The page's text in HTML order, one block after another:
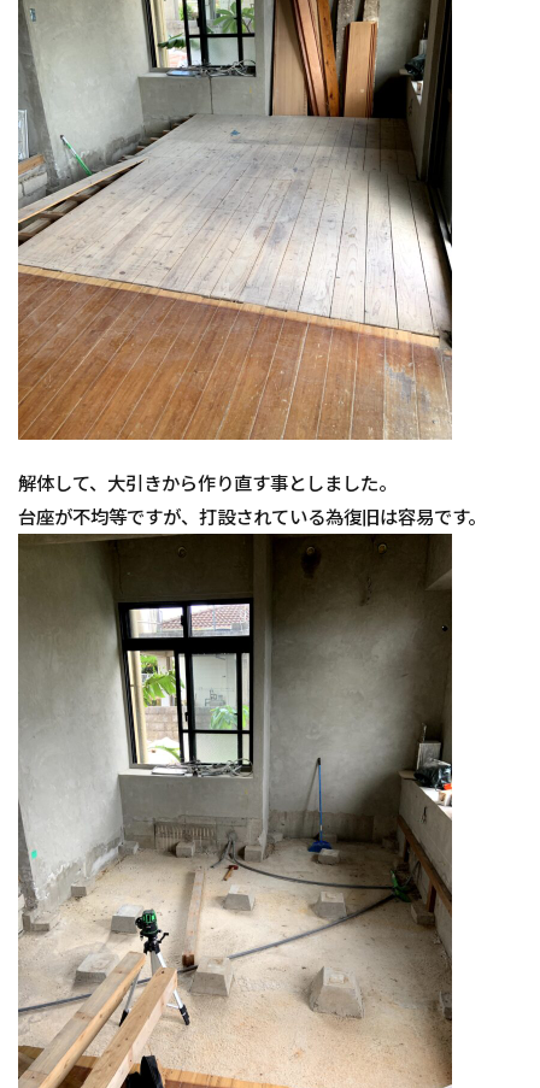
解体して、大引きから作り直す事としました。
台座が不均等ですが、打設されている為復旧は容易です。